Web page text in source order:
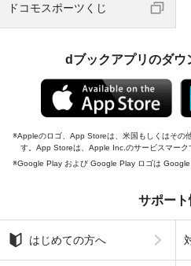
ドコモスポーツくじ
dブックアプリのダウ
Appleのロゴ、App Storeは、米国もしくはその
す。App Storeは、Apple Inc.のサービスマーク
Google Play および Google Play ロゴは Google
サポート
はじめての方へ